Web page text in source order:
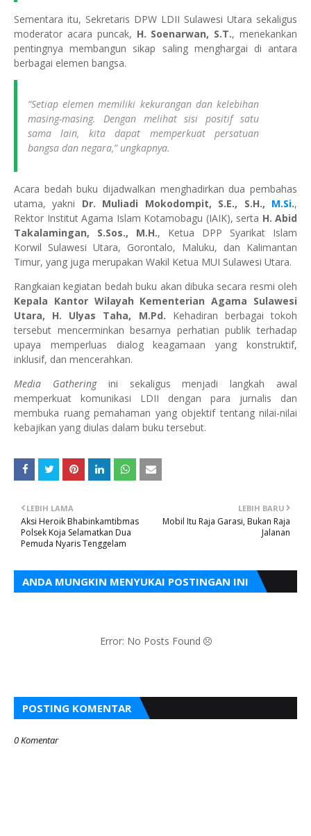
Sementara itu, Sekretaris DPW LDII Sulawesi Utara sekaligus
moderator acara puncak, H. Soenarwan, S.T., menekankan
pentingnya membangun sikap saling menghargai di antara
berbagai elemen bangsa.
“Setiap elemen memiliki kekurangan dan kelebihan
masing-masing. Dengan melihat sisi positif satu
sama lain, kita dapat memperkuat persatuan
bangsa dan negara,” ungkapnya.
Acara bedah buku dijadwalkan menghadirkan dua pembahas
utama, yakni Dr. Muliadi Mokodompit, S.E., S.H., M.Si.,
Rektor Institut Agama Islam Kotamobagu (IAIK), serta H. Abid
Takalamingan, S.Sos., M.H., Ketua DPP Syarikat Islam
Korwil Sulawesi Utara, Gorontalo, Maluku, dan Kalimantan
Timur, yang juga merupakan Wakil Ketua MUI Sulawesi Utara.
Rangkaian kegiatan bedah buku akan dibuka secara resmi oleh
Kepala Kantor Wilayah Kementerian Agama Sulawesi
Utara, H. Ulyas Taha, M.Pd. Kehadiran berbagai tokoh
tersebut mencerminkan besarnya perhatian publik terhadap
upaya memperluas dialog keagamaan yang konstruktif,
inklusif, dan mencerahkan.
Media Gatheringini sekaligus menjadi langkah awal
memperkuat komunikasi LDII dengan para jurnalis dan
membuka ruang pemahaman yang objektif tentang nilai-nilai
kebajikan yang diulas dalam buku tersebut.
LEBIH BARU
Mobil Itu Raja Garasi, Bukan Raja
Jalanan
LEBIH LAMA
Aksi Heroik Bhabinkamtibmas
Polsek Koja Selamatkan Dua
Pemuda Nyaris Tenggelam
ANDA MUNGKIN MENYUKAI POSTINGAN INI
Error: No Posts Found
POSTING KOMENTAR
0 Komentar